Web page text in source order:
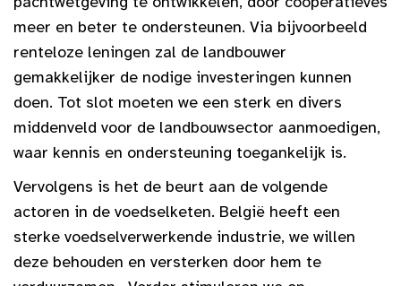
meer en beter te ondersteunen. Via bijvoorbeeld
renteloze leningen zal de landbouwer
gemakkelijker de nodige investeringen kunnen
doen. Tot slot moeten we een sterk en divers
middenveld voor de landbouwsector aanmoedigen,
waar kennis en ondersteuning toegankelijk is.
Vervolgens is het de beurt aan de volgende
actoren in de voedselketen. België heeft een
sterke voedselverwerkende industrie, we willen
deze behouden en versterken door hem te